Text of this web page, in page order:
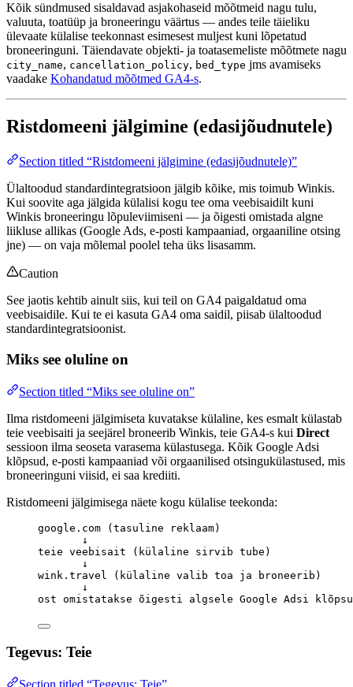
Kõik sündmused sisaldavad asjakohaseid mõõtmeid nagu tulu,
valuuta, toatüüp ja broneeringu väärtus — andes teile täieliku
ülevaate külalise teekonnast esimesest muljest kuni lõpetatud
broneeringuni. Täiendavate objekti- ja toatasemeliste mõõtmete nagu
city_name, cancellation_policy, bed_type jms avamiseks
vaadake Kohandatud mõõtmed GA4-s.
Ristdomeeni jälgimine (edasijõudnutele)
Section titled “Ristdomeeni jälgimine (edasijõudnutele)”
Ülaltoodud standardintegratsioon jälgib kõike, mis toimub Winkis.
Kui soovite aga jälgida külalisi kogu tee oma veebisaidilt kuni
Winkis broneeringu lõpuleviimiseni — ja õigesti omistada algne
liikluse allikas (Google Ads, e-posti kampaaniad, orgaaniline otsing
jne) — on vaja mõlemal poolel teha üks lisasamm.
Caution
See jaotis kehtib ainult siis, kui teil on GA4 paigaldatud oma
veebisaidile. Kui te ei kasuta GA4 oma saidil, piisab ülaltoodud
standardintegratsioonist.
Miks see oluline on
Section titled “Miks see oluline on”
Ilma ristdomeeni jälgimiseta kuvatakse külaline, kes esmalt külastab
teie veebisaiti ja seejärel broneerib Winkis, teie GA4-s kui Direct
sessioon ilma seoseta varasema külastusega. Kõik Google Adsi
klõpsud, e-posti kampaaniad või orgaanilised otsingukülastused, mis
broneeringuni viisid, ei saa krediiti.
Ristdomeeni jälgimisega näete kogu külalise teekonda:
google.com (tasuline reklaam)
↓
teie veebisait (külaline sirvib tube)
↓
wink.travel (külaline valib toa ja broneerib)
↓
ost omistatakse õigesti algsele Google Adsi
Tegevus: Teie
Section titled “Tegevus: Teie”